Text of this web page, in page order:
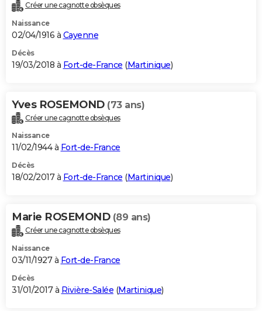
Créer une cagnotte obsèques
Naissance
02/04/1916 à Cayenne
Décès
19/03/2018 à Fort-de-France (Martinique)
Yves ROSEMOND (73 ans)
Créer une cagnotte obsèques
Naissance
11/02/1944 à Fort-de-France
Décès
18/02/2017 à Fort-de-France (Martinique)
Marie ROSEMOND (89 ans)
Créer une cagnotte obsèques
Naissance
03/11/1927 à Fort-de-France
Décès
31/01/2017 à Rivière-Salée (Martinique)